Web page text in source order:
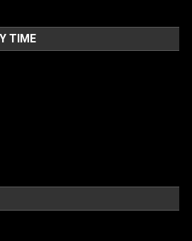
TIME